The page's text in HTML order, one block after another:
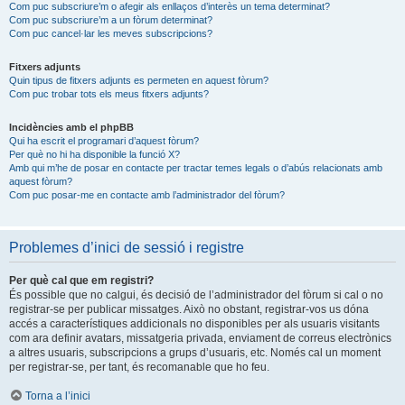
Com puc subscriure’m o afegir als enllaços d’interès un tema determinat?
Com puc subscriure’m a un fòrum determinat?
Com puc cancel·lar les meves subscripcions?
Fitxers adjunts
Quin tipus de fitxers adjunts es permeten en aquest fòrum?
Com puc trobar tots els meus fitxers adjunts?
Incidències amb el phpBB
Qui ha escrit el programari d’aquest fòrum?
Per què no hi ha disponible la funció X?
Amb qui m’he de posar en contacte per tractar temes legals o d’abús relacionats amb
aquest fòrum?
Com puc posar-me en contacte amb l’administrador del fòrum?
Problemes d’inici de sessió i registre
Per què cal que em registri?
És possible que no calgui, és decisió de l’administrador del fòrum si cal o no
registrar-se per publicar missatges. Això no obstant, registrar-vos us dóna
accés a característiques addicionals no disponibles per als usuaris visitants
com ara definir avatars, missatgeria privada, enviament de correus electrònics
a altres usuaris, subscripcions a grups d’usuaris, etc. Només cal un moment
per registrar-se, per tant, és recomanable que ho feu.
Torna a l’inici